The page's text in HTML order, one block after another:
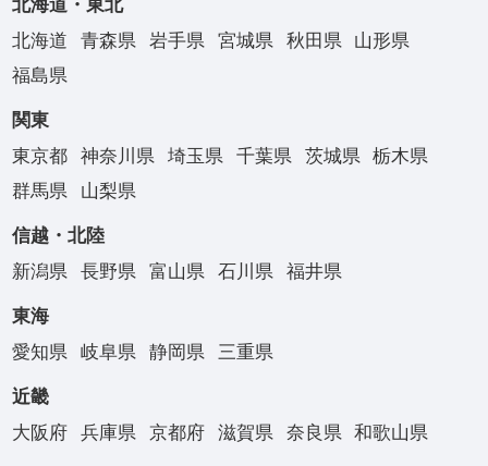
北海道・東北
北海道
青森県 岩手県 宮城県 秋田県
山形県
福島県
関東
東京都
神奈川県 埼玉県 千葉県 茨城県
栃木県
群馬県
山梨県
信越・北陸
新潟県
長野県 富山県 石川県 福井県
東海
愛知県
岐阜県 静岡県 三重県
近畿
大阪府
兵庫県 京都府 滋賀県 奈良県 和歌山県